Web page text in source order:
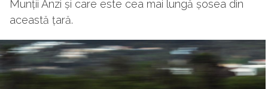
Munții Anzi și care este cea mai lungă șosea din
această țară.